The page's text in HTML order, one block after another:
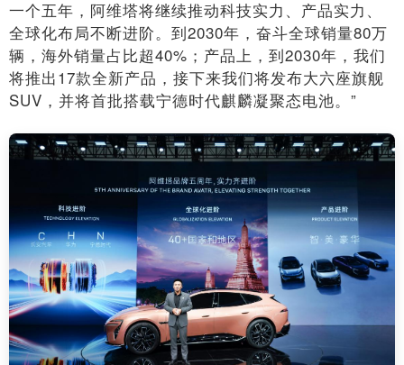
一个五年，阿维塔将继续推动科技实力、产品实力、
全球化布局不断进阶。到2030年，奋斗全球销量80万
辆，海外销量占比超40%；产品上，到2030年，我们
将推出17款全新产品，接下来我们将发布大六座旗舰
SUV，并将首批搭载宁德时代麒麟凝聚态电池。”